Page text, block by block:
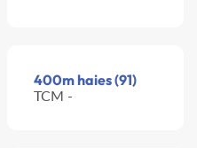
400m haies (91)
TCM -